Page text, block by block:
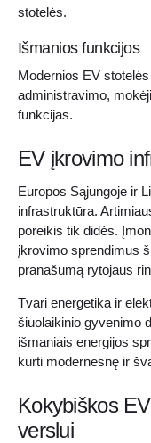
stotelės.
Išmanios funkcijos
Modernios EV
administravimo,
funkcijas.
EV įkrovimo
Europos Sąjungoje ir
infrastruktūra.
poreikis tik didės.
įkrovimo sprendimus
pranašumą rytojaus
Tvari energetika ir
šiuolaikinio gyvenimo
išmaniais energijos
kurti modernesnę ir
Kokybiškos
verslui